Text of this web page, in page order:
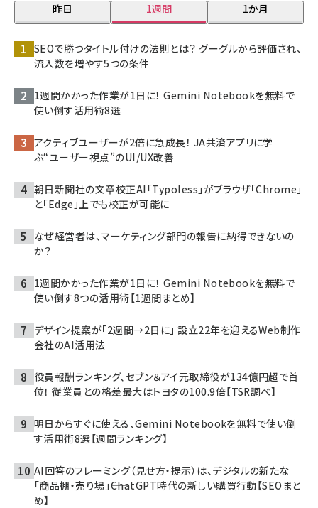
昨日 1週間 1か月
SEOで勝つタイトル付けの法則とは？ グーグルから評価され、
流入数を増やす5つの条件
1週間かかった作業が1日に！ Gemini Notebookを無料で
使い倒す活用術8選
アクティブユーザーが2倍に急成長！ JA共済アプリに学
ぶ“ユーザー視点”のUI/UX改善
朝日新聞社の文章校正AI「Typoless」がブラウザ「Chrome」
と「Edge」上でも校正が可能に
なぜ経営者は、マーケティング部門の報告に納得できないの
か？
1週間かかった作業が1日に！ Gemini Notebookを無料で
使い倒す8つの活用術【1週間まとめ】
デザイン提案が「2週間→2日に」 設立22年を迎えるWeb制作
会社のAI活用法
役員報酬ランキング、セブン＆アイ元取締役が134億円超で首
位！ 従業員との格差最大はトヨタの100.9倍【TSR調べ】
明日からすぐに使える、Gemini Notebookを無料で使い倒
す活用術8選【週間ランキング】
AI回答のフレーミング（見せ方・提示）は、デジタルの新たな
「商品棚・売り場」――ChatGPT時代の新しい購買行動【SEOまと
め】